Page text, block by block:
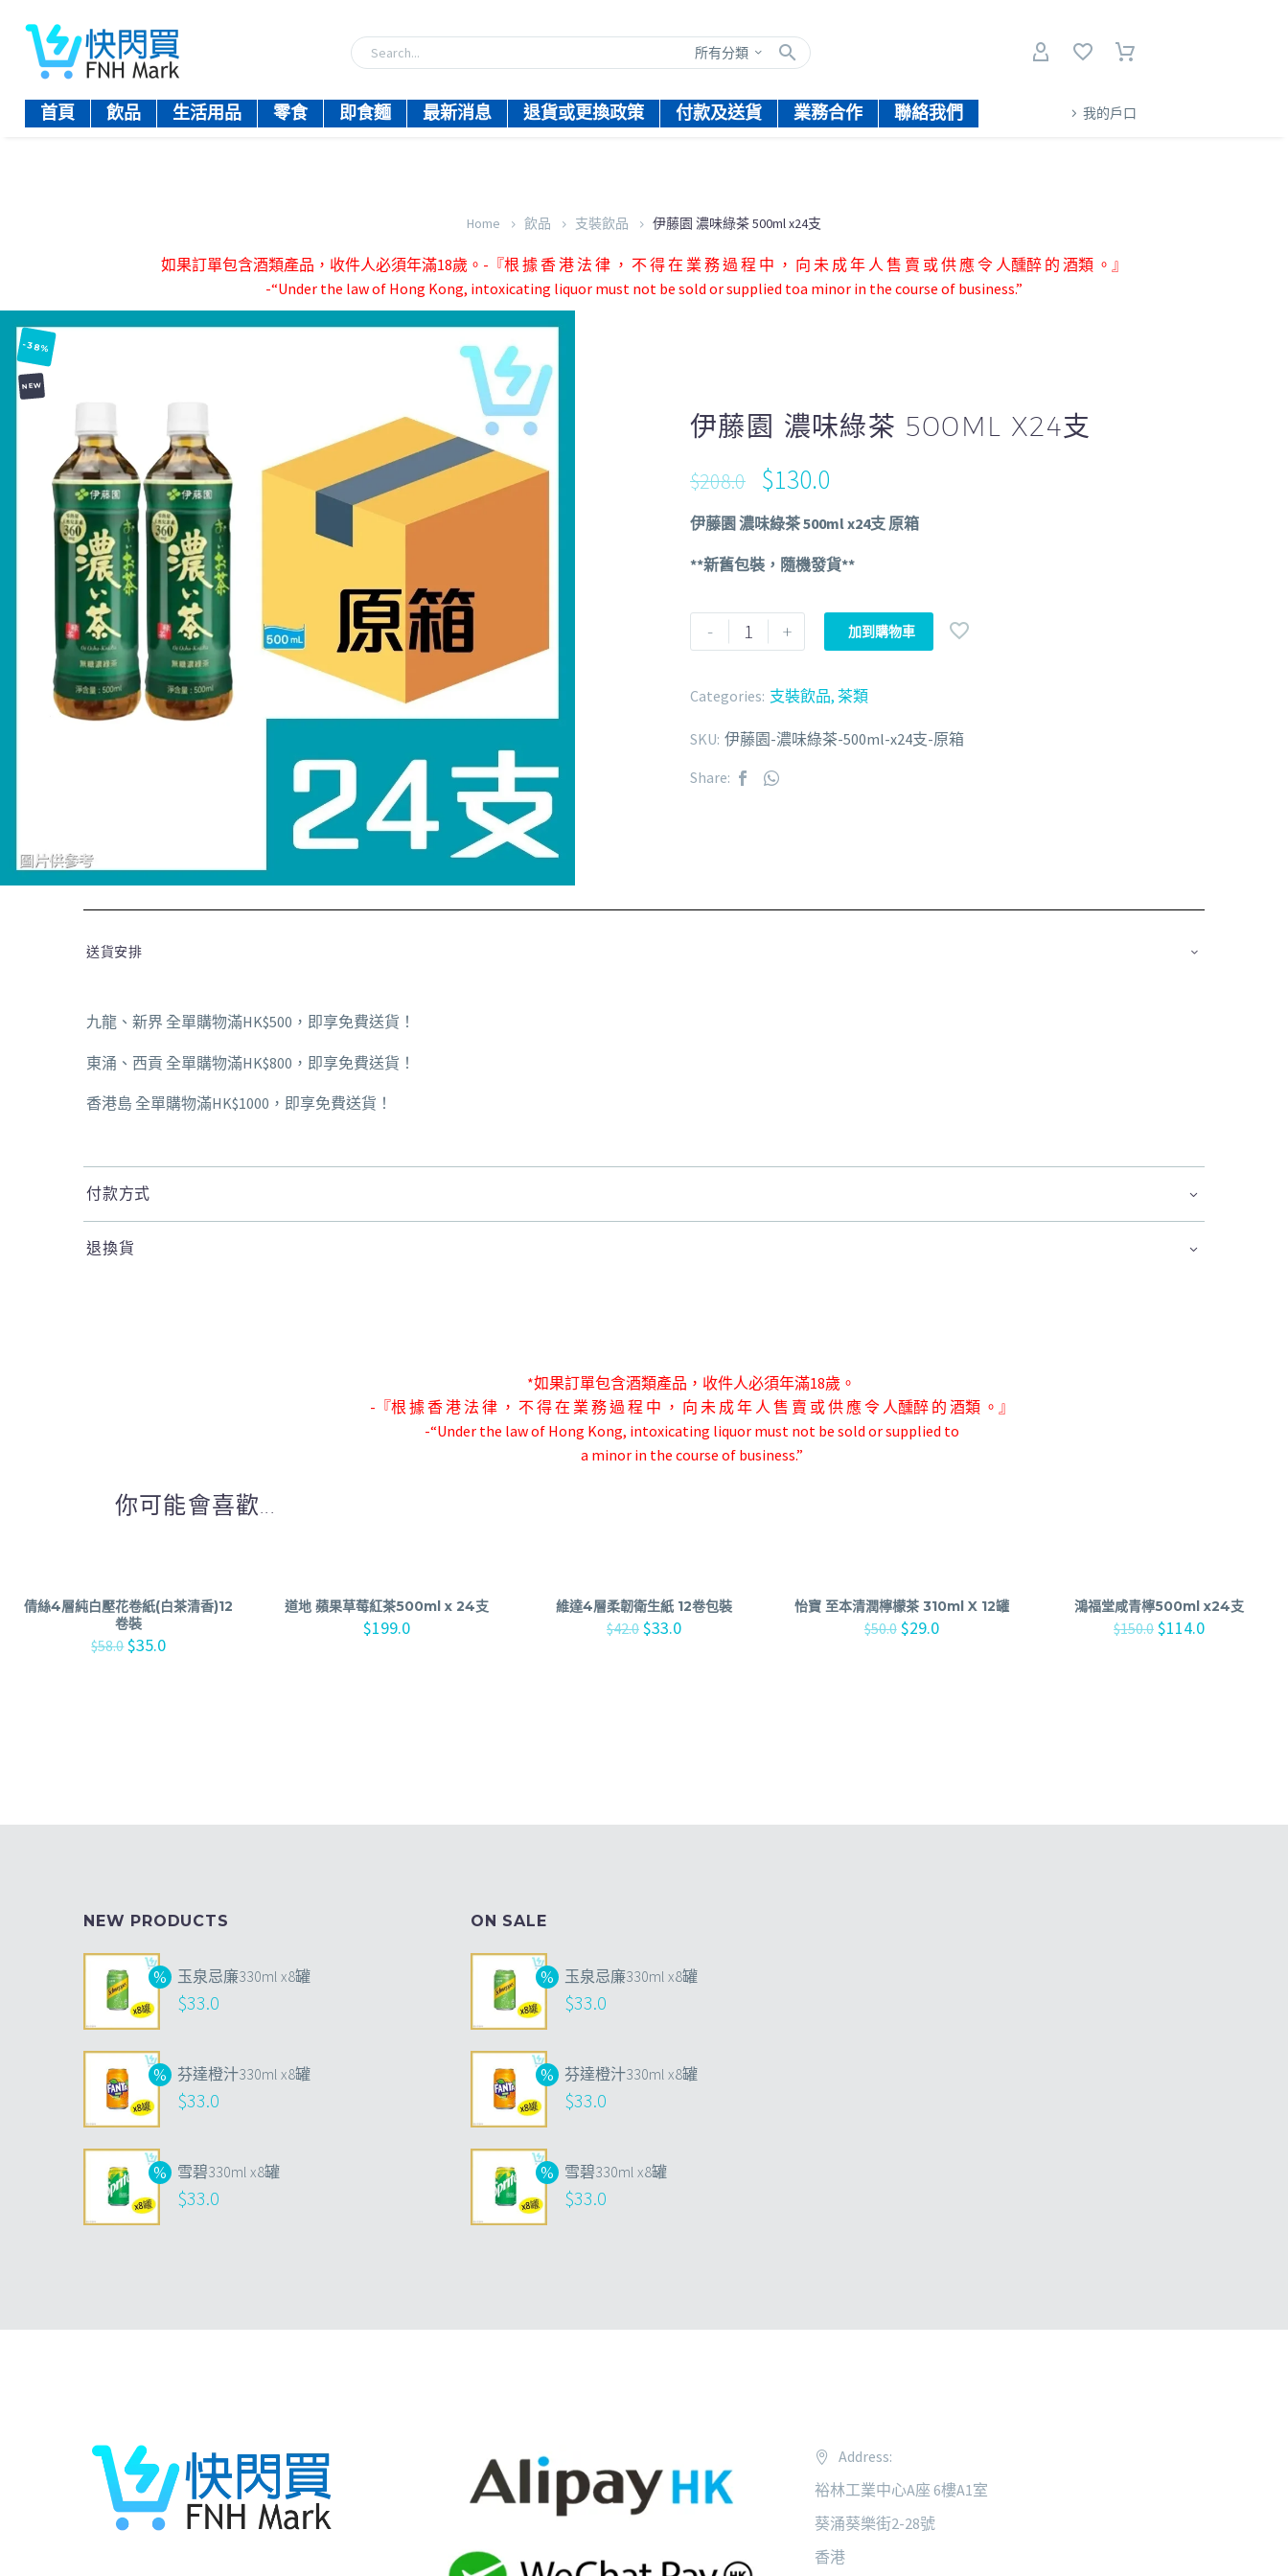
所有分類
首頁 飲品 生活用品 零食 即食麵 最新消息 退貨或更換政策 付款及送貨 業務合作 聯絡我們 我的戶口
Home 飲品 支裝飲品 伊藤園 濃味綠茶 500ml x24支
如果訂單包含酒類產品，收件人必須年滿18歲。-『根 據 香 港 法 律 ， 不 得 在 業 務 過 程 中 ， 向 未 成 年 人 售 賣 或 供 應 令 人醺醉 的 酒類 。』
-“Under the law of Hong Kong, intoxicating liquor must not be sold or supplied toa minor in the course of business.”
-38%
NEW
伊藤園 濃味綠茶 500ML X24支
$208.0 $130.0
伊藤園 濃味綠茶 500ml x24支 原箱
**新舊包裝，隨機發貨**
- + 加到購物車
Categories: 支裝飲品, 茶類
SKU: 伊藤園-濃味綠茶-500ml-x24支-原箱
Share:
送貨安排
九龍、新界 全單購物滿HK$500，即享免費送貨！
東涌、西貢 全單購物滿HK$800，即享免費送貨！
香港島 全單購物滿HK$1000，即享免費送貨！
付款方式
退換貨
*如果訂單包含酒類產品，收件人必須年滿18歲。
-『根 據 香 港 法 律 ， 不 得 在 業 務 過 程 中 ， 向 未 成 年 人 售 賣 或 供 應 令 人醺醉 的 酒類 。』
-“Under the law of Hong Kong, intoxicating liquor must not be sold or supplied to
a minor in the course of business.”
你可能會喜歡...
倩絲4層純白壓花卷紙(白茶清香)12
卷裝
$58.0 $35.0
道地 蘋果草莓紅茶500ml x 24支
$199.0
維達4層柔韌衛生紙 12卷包裝
$42.0 $33.0
怡寶 至本清潤檸檬茶 310ml X 12罐
$50.0 $29.0
鴻福堂咸青檸500ml x24支
$150.0 $114.0
NEW PRODUCTS
玉泉忌廉330ml x8罐
$33.0
芬達橙汁330ml x8罐
$33.0
雪碧330ml x8罐
$33.0
ON SALE
玉泉忌廉330ml x8罐
$33.0
芬達橙汁330ml x8罐
$33.0
雪碧330ml x8罐
$33.0
Address:
裕林工業中心A座 6樓A1室
葵涌葵樂街2-28號
香港